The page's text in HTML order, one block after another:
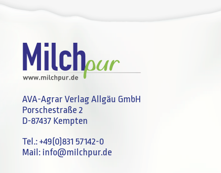
AVA-Agrar Verlag Allgäu GmbH
Porschestraße 2
D-87437 Kempten
Tel.:+49(0)831 57142-0
Mail: info@milchpur.de